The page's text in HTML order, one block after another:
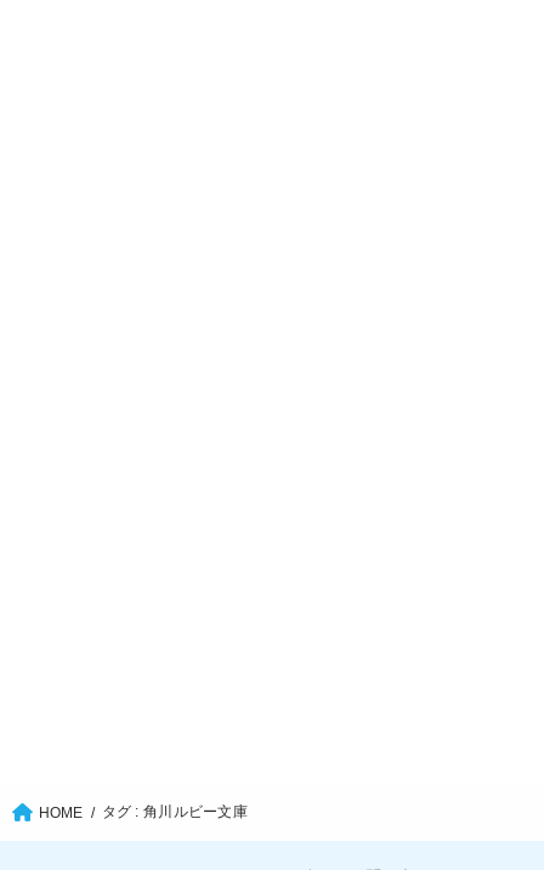
HOME タグ : 角川ルビー文庫